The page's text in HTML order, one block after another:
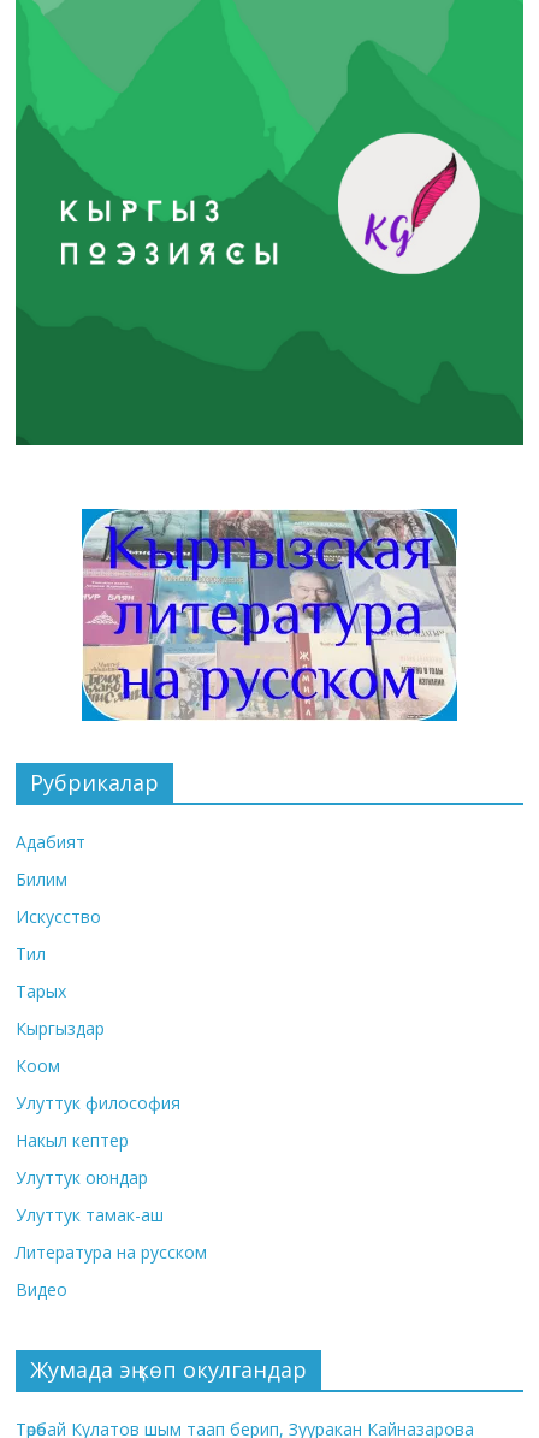
Рубрикалар
Адабият
Билим
Искусство
Тил
Тарых
Кыргыздар
Коом
Улуттук философия
Накыл кептер
Улуттук оюндар
Улуттук тамак-аш
Литература на русском
Видео
Жумада эң көп окулгандар
Төрөбай Кулатов шым таап берип, Зууракан Кайназарова